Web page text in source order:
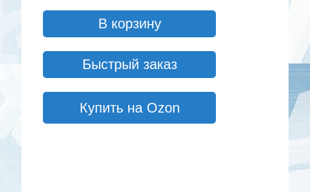
В корзину
Быстрый заказ
Купить на Ozon